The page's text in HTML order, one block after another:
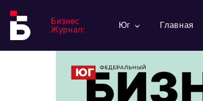
Бизнес
Журнал:
Юг Главная